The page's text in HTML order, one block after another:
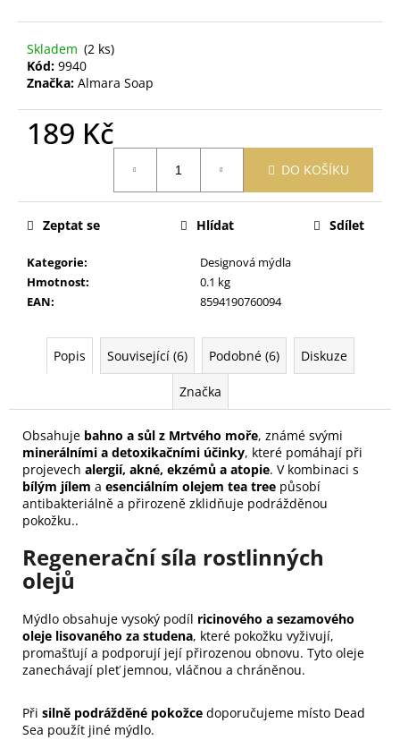
Skladem (2 ks)
Kód: 9940
Značka: Almara Soap
189 Kč
DO KOŠÍKU
Kategorie:
Designová mýdla
Hmotnost:
0.1 kg
EAN: 8594190760094
Zeptat se Hlídat Sdílet
Popis Související (6) Podobné (6) Diskuze
Značka
Obsahuje bahno a sůl z Mrtvého moře, známé svými
minerálními a detoxikačními účinky, které pomáhají při
projevech alergií, akné, ekzémů a atopie. V kombinaci s
bílým jílem a esenciálním olejem tea tree působí
antibakteriálně a přirozeně zklidňuje podrážděnou
pokožku..
Regenerační síla rostlinných
olejů
Mýdlo obsahuje vysoký podíl ricinového a sezamového
oleje lisovaného za studena, které pokožku vyživují,
promašťují a podporují její přirozenou obnovu. Tyto oleje
zanechávají pleť jemnou, vláčnou a chráněnou.
Při silně podrážděné pokožce doporučujeme místo Dead
Sea použít jiné mýdlo.
u
e
m
e
A
OČKOVACÍ
PRŮKAZ
ŽLUTÁ
395
Kč